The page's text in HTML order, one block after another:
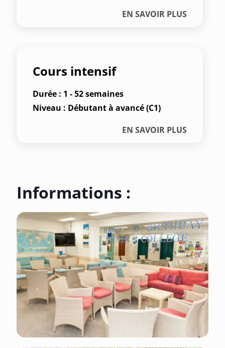
EN SAVOIR PLUS
Cours intensif
Durée : 1 - 52 semaines
Niveau : Débutant à avancé (C1)
EN SAVOIR PLUS
Informations :